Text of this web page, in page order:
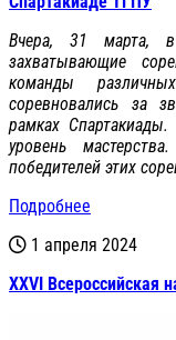
Вчера, 31 марта,
захватывающие
команды
соревновались за
рамках
уровень
победителей этих
Подробнее
1 апреля 2024
XXVI Всероссийская